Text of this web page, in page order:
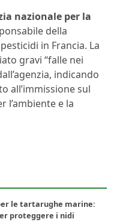
nazionale per la
della
in Francia. La
gravi “falle nei
indicando
all’immissione sul
l’ambiente e la
le tartarughe marine:
proteggere i nidi